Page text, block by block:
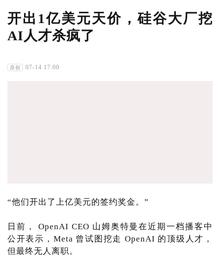
开出1亿美元天价，硅谷大厂挖
AI人才杀疯了
原创 07-14 17:00
“他们开出了上亿美元的签约奖金。”
日前， OpenAI CEO 山姆奥特曼在近期一档播客中
公开表示，Meta 曾试图挖走 OpenAI 的顶级人才，
但最终无人离职。